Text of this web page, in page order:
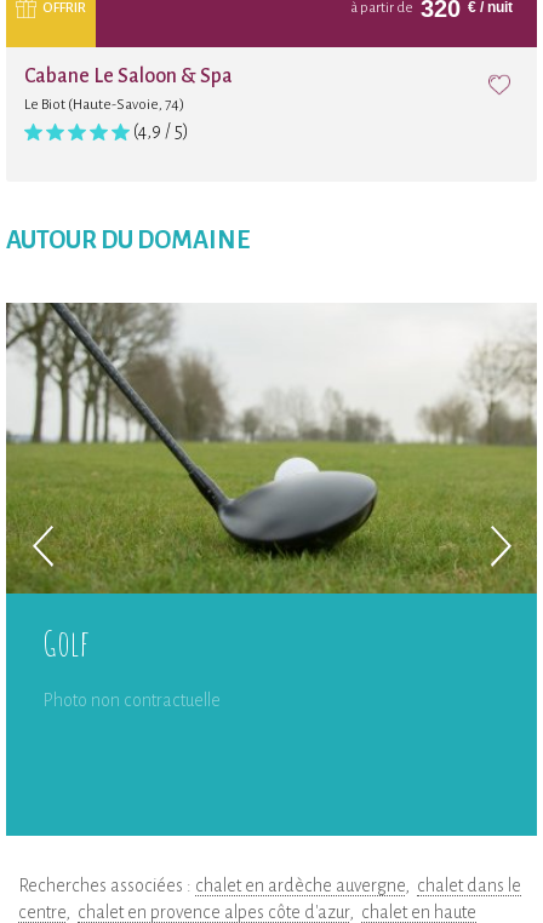
OFFRIR à partir de 320 € / nuit
Cabane Le Saloon & Spa
Le Biot (Haute-Savoie, 74)
(4,9 / 5)
AUTOUR DU DOMAINE
Golf
Photo non contractuelle
Recherches associées : chalet en ardèche auvergne
chalet dans le
centre
chalet en provence alpes côte d'azur
chalet en haute